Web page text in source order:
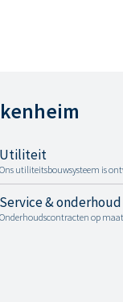
Utiliteit
Ons utiliteitsbouwsysteem is
Service & onderhoud
Onderhoudscontracten op